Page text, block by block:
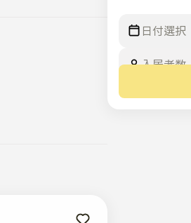
ます。
楽しみいただけま
日付選択
入居者数